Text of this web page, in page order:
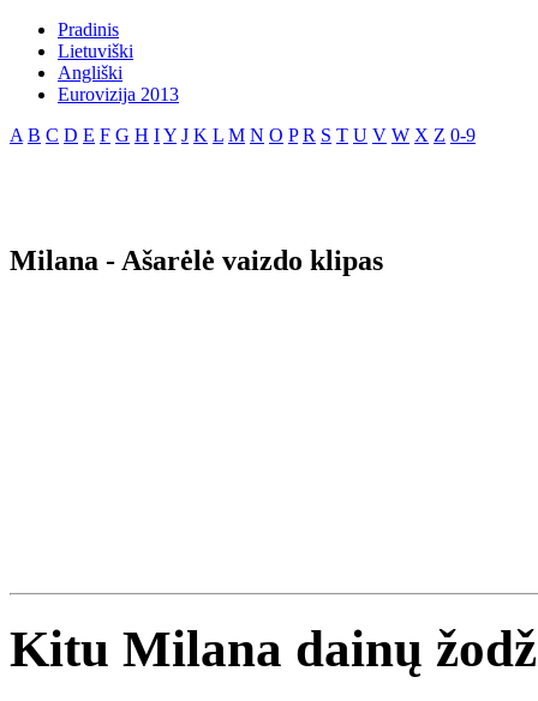
Pradinis
Lietuviški
Angliški
Eurovizija 2013
A B C D E F G H IY J K L M N O P R S T U V W X Z 0-9
Milana - Ašarėlė vaizdo klipas
Kitu Milana dainų